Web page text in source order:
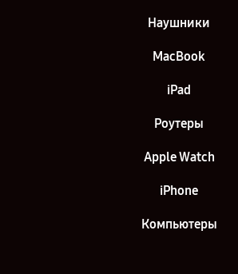
Наушники
MacBook
iPad
Роутеры
Apple Watch
iPhone
Компьютеры